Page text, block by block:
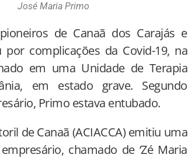
José Maria Primo
de Canaã dos Carajás e
complicações da Covid-19, na
em uma Unidade de Terapia
em estado grave. Segundo
Primo estava entubado.
de Canaã (ACIACCA) emitiu uma
chamado de ‘Zé Maria